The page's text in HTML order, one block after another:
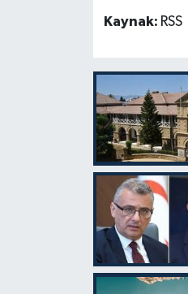
Kaynak: RSS